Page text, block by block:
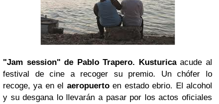
"Jam session" de Pablo Trapero. Kusturicaacude al
festival de cine a recoger su premio. Un chófer lo
recoge, ya en el aeropuertoen estado ebrio. El alcohol
y su desgana lo llevarán a pasar por los actos oficiales